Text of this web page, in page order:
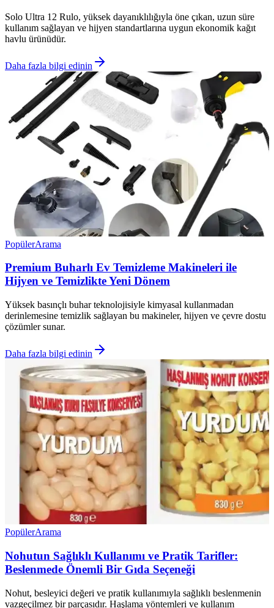
Solo Ultra 12 Rulo, yüksek dayanıklılığıyla öne çıkan, uzun süre
kullanım sağlayan ve hijyen standartlarına uygun ekonomik kağıt
havlu ürünüdür.
Daha fazla bilgi edinin
PopülerArama
Premium Buharlı Ev Temizleme Makineleri ile
Hijyen ve Temizlikte Yeni Dönem
Yüksek basınçlı buhar teknolojisiyle kimyasal kullanmadan
derinlemesine temizlik sağlayan bu makineler, hijyen ve çevre dostu
çözümler sunar.
Daha fazla bilgi edinin
PopülerArama
Nohutun Sağlıklı Kullanımı ve Pratik Tarifler:
Beslenmede Önemli Bir Gıda Seçeneği
Nohut, besleyici değeri ve pratik kullanımıyla sağlıklı beslenmenin
vazgeçilmez bir parçasıdır. Haşlama yöntemleri ve kullanım